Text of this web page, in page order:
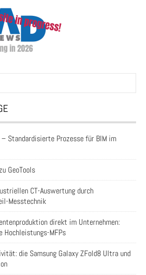
– Standardisierte Prozesse für BIM im
GeoTools
CT-Auswertung durch
Messtechnik
direkt im Unternehmen:
Hochleistungs-MFPs
die Samsung Galaxy ZFold8 Ultra und